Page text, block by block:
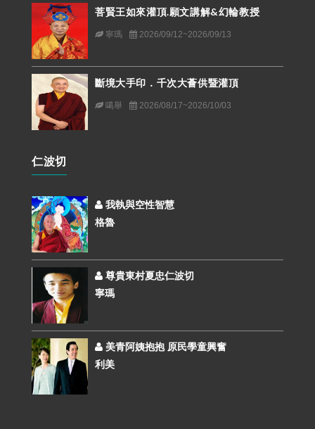
菩賢王如來灌頂.願文講解&幻輪教授
寧瑪 2026/09/12~2026/09/13
斷境大手印．千次大薈供暨灌頂
噶舉 2026/08/17~2026/10/03
仁波切
我執與空性智慧
格魯
尊貴東村夏忠仁波切
寧瑪
美青阿姨抱抱 原民學童興奮
利美